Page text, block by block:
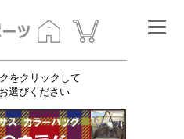
をクリックして
選びください